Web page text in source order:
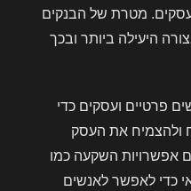
מטרת של הבנקים
היעילה ביותר ובכך
פרטיים ועסקים כדי
ולהצמיח את העסק
אפשרויות השקעה כמו
כדי לאפשר לאנשים